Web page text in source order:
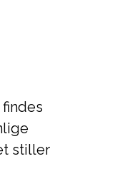
stiller